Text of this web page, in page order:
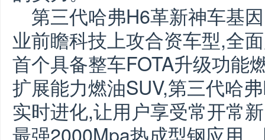
第三代哈弗H6革新神车基
业前瞻科技上攻合资车型,全
首个具备整车FOTA升级功能
扩展能力燃油SUV,第三代哈
实时进化,让用户享受常开常
最强2000Mpa热成型钢应用